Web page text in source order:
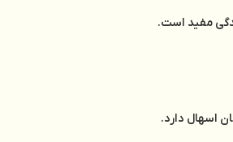
‌مفيد است‌.
‌اسهال‌ دارد.